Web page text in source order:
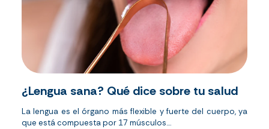
¿Lengua sana? Qué dice sobre tu salud
La lengua es el órgano más flexible y fuerte del cuerpo, ya
que está compuesta por 17 músculos....